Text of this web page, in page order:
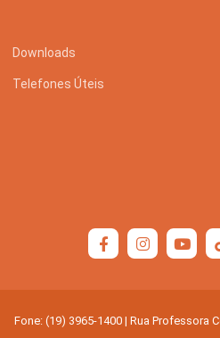
Downloads
Telefones Úteis
Fone: (19) 3965-1400 | Rua Professora